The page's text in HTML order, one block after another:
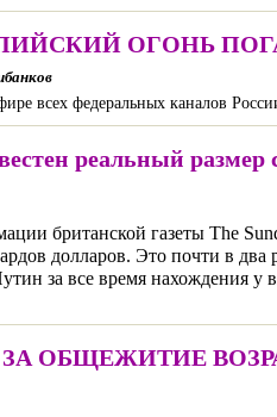
ОГОНЬ
всех федеральных каналов
реальный
британской газеты The
долларов. Это почти в
за все время нахождения
ОБЩЕЖИТИЕ